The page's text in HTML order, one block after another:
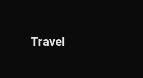
Travel